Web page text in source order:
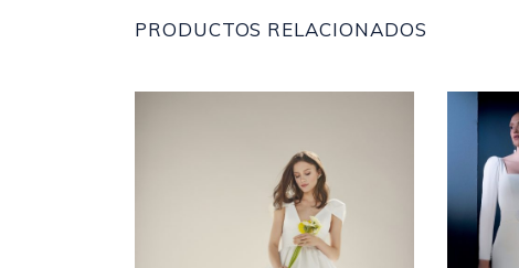
PRODUCTOS RELACIONADOS